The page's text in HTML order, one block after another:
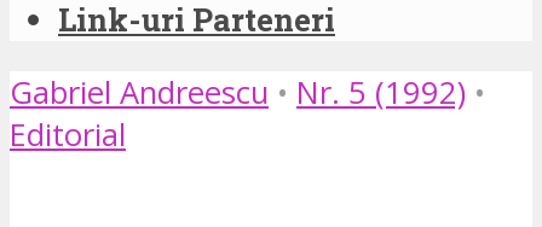
Link-uri Parteneri
Gabriel Andreescu • Nr. 5 (1992) •
Editorial